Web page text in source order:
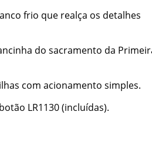
frio que realça os detalhes
do sacramento da
com acionamento simples.
LR1130 (incluídas).